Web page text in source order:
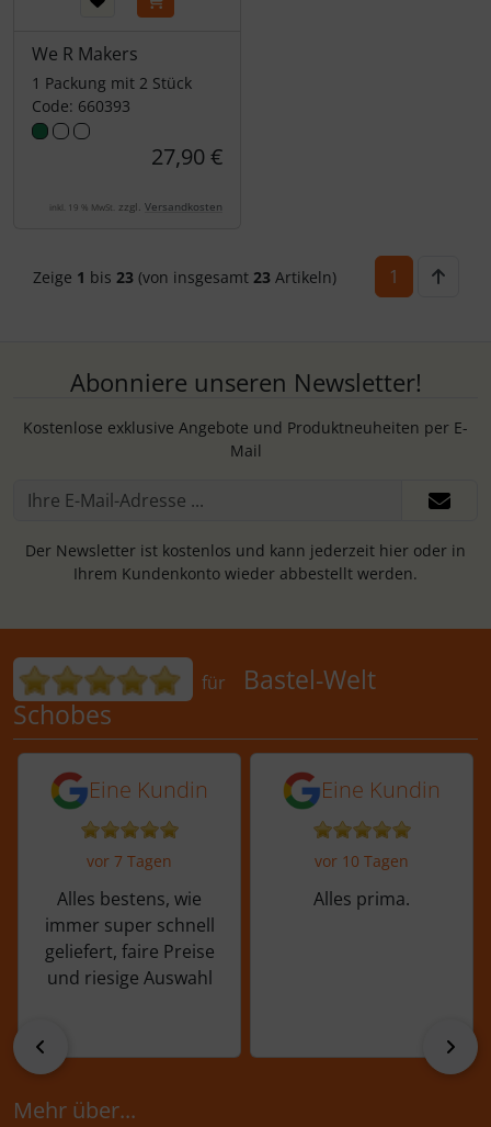
We R Makers
1 Packung mit 2 Stück
Code: 660393
27,90 €
inkl. 19 % MwSt. zzgl. Versandkosten
Zeige 1 bis 23(von insgesamt 23Artikeln) 1
Abonniere unseren Newsletter!
Kostenlose exklusive Angebote und Produktneuheiten per E-
Mail
Der Newsletter ist kostenlos und kann jederzeit hier oder in
Ihrem Kundenkonto wieder abbestellt werden.
Bewertungen für Bastel-Welt
für
Bastel-Welt
Schobes
5 von 5 Sternen von einer Kundin vor
Eine Kundin
vor 7 Tagen
Alles bestens, wie
immer super schnell
geliefert, faire Preise
und riesige Auswahl
5 von 5 Sternen
Eine Kundin
vor 10 Tagen
Alles prima.
vor
Mehr über...